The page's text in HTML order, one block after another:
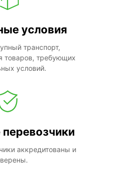
условия
транспорт,
товаров, требующих
условий.
аккредитованы и